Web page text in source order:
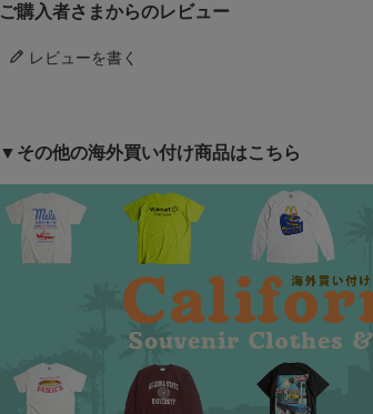
ご購入者さまからのレビュー
レビューを書く
▼その他の海外買い付け商品はこちら